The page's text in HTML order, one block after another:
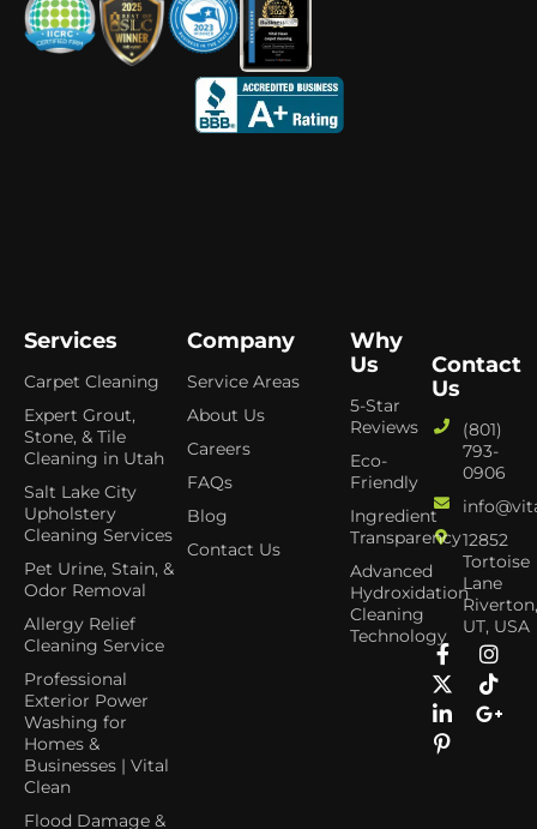
Services
Carpet Cleaning
Expert Grout,
Stone, & Tile
Cleaning in Utah
Salt Lake City
Upholstery
Cleaning Services
Pet Urine, Stain, &
Odor Removal
Allergy Relief
Cleaning Service
Professional
Exterior Power
Washing for
Homes &
Businesses | Vital
Clean
Flood Damage &
Company
Service Areas
About Us
Careers
FAQs
Blog
Contact Us
Why
Us
5-Star
Reviews
Eco-
Friendly
Ingredient
Transparency
Advanced
Hydroxidation
Cleaning
Technology
Contact
Us
(801)
793-
0906
12852
Tortoise
Lane
UT, USA